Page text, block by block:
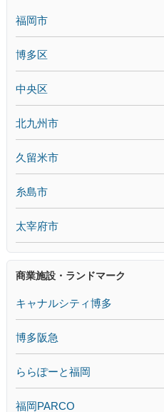
福岡市
博多区
中央区
北九州市
久留米市
糸島市
太宰府市
商業施設・ランドマーク
キャナルシティ博多
博多阪急
ららぽーと福岡
福岡PARCO